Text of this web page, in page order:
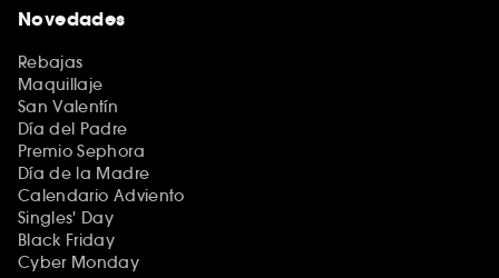
Novedades
Rebajas
Maquillaje
San Valentín
Día del Padre
Premio Sephora
Día de la Madre
Calendario Adviento
Singles' Day
Black Friday
Cyber Monday